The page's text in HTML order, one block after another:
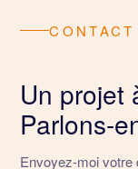
CONTACT
Un projet
Parlons-
Envoyez-moi votre